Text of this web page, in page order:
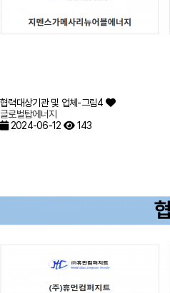
협력대상기관 및 업체-그림4
글로벌탑에너지
2024-06-12
143